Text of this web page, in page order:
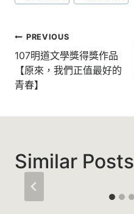
Tags:
文
章
導
PREVIOUS
107明道文學獎得獎作品
【原來，我們正值最好的
青春】
Similar Posts